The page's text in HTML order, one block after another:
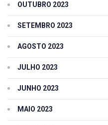
OUTUBRO 2023
SETEMBRO 2023
AGOSTO 2023
JULHO 2023
JUNHO 2023
MAIO 2023